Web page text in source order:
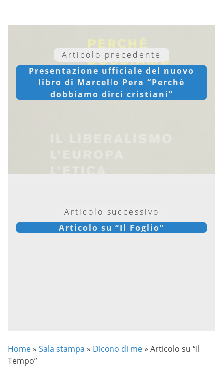
Articolo precedente
Presentazione ufficiale del nuovo
libro di Marcello Pera “Perchè
dobbiamo dirci cristiani”
Articolo successivo
Articolo su “Il Foglio”
Home » Sala stampa » Dicono di me » Articolo su “Il
Tempo”